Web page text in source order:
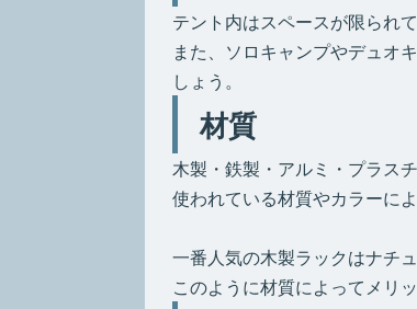
テント内はスペースが限られ
また、ソロキャンプやデュオ
しょう。
材質
木製・鉄製・アルミ・プラス
使われている材質やカラーに
一番人気の木製ラックはナチ
このように材質によってメリ